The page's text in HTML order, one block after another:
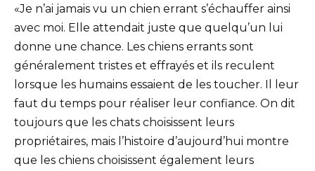
«Je n’ai jamais vu un chien errant s’échauffer ainsi
avec moi. Elle attendait juste que quelqu’un lui
donne une chance. Les chiens errants sont
généralement tristes et effrayés et ils reculent
lorsque les humains essaient de les toucher. Il leur
faut du temps pour réaliser leur confiance. On dit
toujours que les chats choisissent leurs
propriétaires, mais l’histoire d’aujourd’hui montre
que les chiens choisissent également leurs